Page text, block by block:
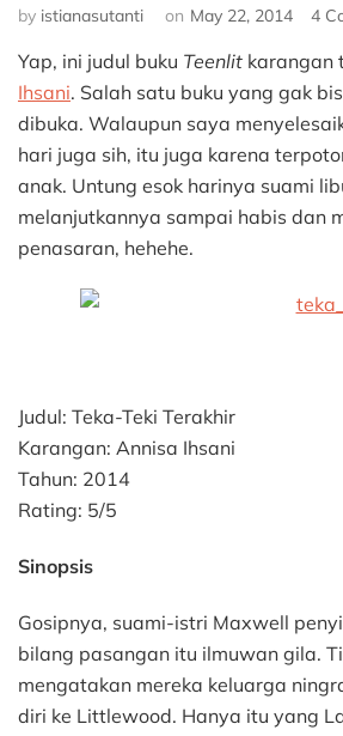
by istianasutanti on May 22, 2014 4
Yap, ini judul buku Teenlit karangan
Ihsani. Salah satu buku yang gak
dibuka. Walaupun saya
hari juga sih, itu juga karena
anak. Untung esok harinya suami
melanjutkannya sampai habis dan
penasaran, hehehe.
Judul: Teka-Teki Terakhir
Karangan: Annisa Ihsani
Tahun: 2014
Rating: 5/5
Sinopsis
Gosipnya, suami-istri Maxwell
bilang pasangan itu ilmuwan gila.
mengatakan mereka keluarga
diri ke Littlewood. Hanya itu yang